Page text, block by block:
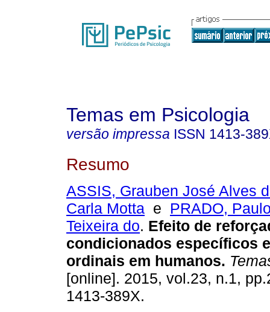
Temas em Psicologia
versão impressa ISSN 1413-
Resumo
ASSIS, Grauben José Alves
Carla Motta e PRADO,
Teixeira do. Efeito de
condicionados específicos
ordinais em humanos.
[online]. 2015, vol.23, n.1,
1413-389X.